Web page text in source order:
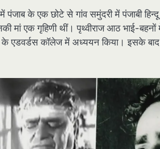
के एक छोटे से गांव समुंदरी में पंजाबी
मां एक गृहिणी थीं। पृथ्वीराज आठ भाई-
के एडवर्डस कॉलेज में अध्ययन किया।